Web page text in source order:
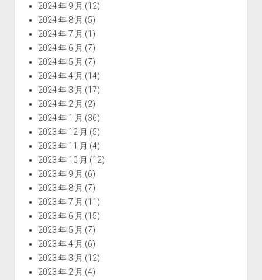
2024 年 9 月 (12)
2024 年 8 月 (5)
2024 年 7 月 (1)
2024 年 6 月 (7)
2024 年 5 月 (7)
2024 年 4 月 (14)
2024 年 3 月 (17)
2024 年 2 月 (2)
2024 年 1 月 (36)
2023 年 12 月 (5)
2023 年 11 月 (4)
2023 年 10 月 (12)
2023 年 9 月 (6)
2023 年 8 月 (7)
2023 年 7 月 (11)
2023 年 6 月 (15)
2023 年 5 月 (7)
2023 年 4 月 (6)
2023 年 3 月 (12)
2023 年 2 月 (4)